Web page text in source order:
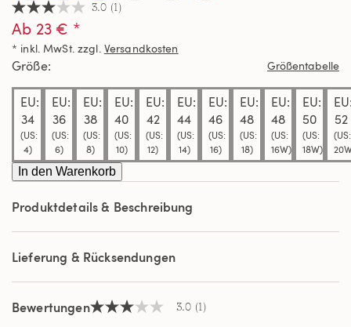
3.0
von
5
Sternen,
Durchschnittswert
Bewertung.
Read
Review.
Link
auf
derselben
Seite.
3.0 (1)
Ab 23 € *
* inkl. MwSt. zzgl. Versandkosten
Größe Größentabelle
EU:
34
(US:
4)
EU:
36
(US:
6)
EU:
38
(US:
8)
EU:
40
(US:
10)
EU:
42
(US:
12)
EU:
44
(US:
14)
EU:
46
(US:
16)
EU:
48
(US:
18)
EU:
48
(US:
16W)
EU:
50
(US:
18W)
52
(US:
In den Warenkorb
Produktdetails & Beschreibung
Lieferung & Rücksendungen
Bewertungen3.0 3.0 (1)